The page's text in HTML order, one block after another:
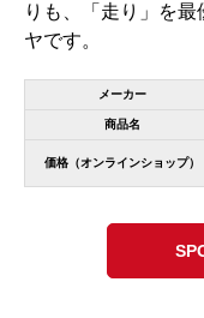
りも、「走り」を
ヤです。
メーカー
商品名
価格（オンラインショップ）